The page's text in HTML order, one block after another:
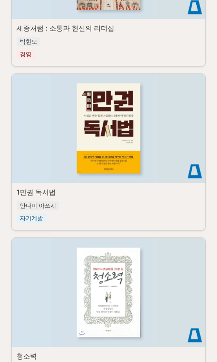
세종처럼 : 소통과 헌신의 리더십
박현모
경영
1만권 독서법
안나미 아쓰시
자기계발
청소력